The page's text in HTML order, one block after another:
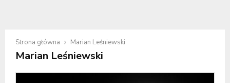
Strona główna Marian Leśniewski
Marian Leśniewski